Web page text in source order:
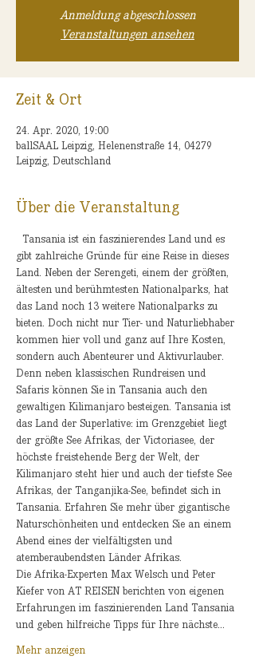
Anmeldung abgeschlossen
Veranstaltungen ansehen
Zeit & Ort
24. Apr. 2020, 19:00
ballSAAL Leipzig, Helenenstraße 14, 04279
Leipzig, Deutschland
Über die Veranstaltung
Tansania ist ein faszinierendes Land und es
gibt zahlreiche Gründe für eine Reise in dieses
Land. Neben der Serengeti, einem der größten,
ältesten und berühmtesten Nationalparks, hat
das Land noch 13 weitere Nationalparks zu
bieten. Doch nicht nur Tier- und Naturliebhaber
kommen hier voll und ganz auf Ihre Kosten,
sondern auch Abenteurer und Aktivurlauber.
Denn neben klassischen Rundreisen und
Safaris können Sie in Tansania auch den
gewaltigen Kilimanjaro besteigen. Tansania ist
das Land der Superlative: im Grenzgebiet liegt
der größte See Afrikas, der Victoriasee, der
höchste freistehende Berg der Welt, der
Kilimanjaro steht hier und auch der tiefste See
Afrikas, der Tanganjika-See, befindet sich in
Tansania. Erfahren Sie mehr über gigantische
Naturschönheiten und entdecken Sie an einem
Abend eines der vielfältigsten und
atemberaubendsten Länder Afrikas.
Die Afrika-Experten Max Welsch und Peter
Kiefer von AT REISEN berichten von eigenen
Erfahrungen im faszinierenden Land Tansania
und geben hilfreiche Tipps für Ihre nächste…
Mehr anzeigen